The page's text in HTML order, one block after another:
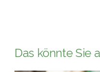
Das könnte Sie